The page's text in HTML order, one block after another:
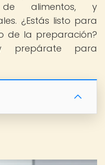
alimentos, y
¿Estás listo para
de la preparación?
prepárate para